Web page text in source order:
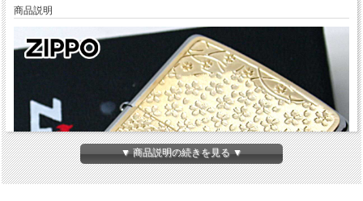
商品説明
▼ 商品説明の続きを見る ▼